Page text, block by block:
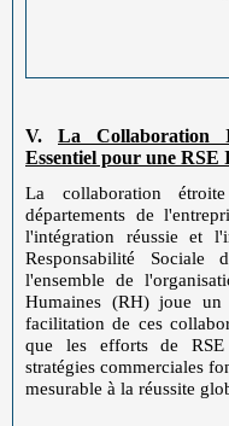
V. La Collaboration
Essentiel pour une RSE
La collaboration
départements de
l'intégration réussie et
Responsabilité Sociale
l'ensemble de
Humaines (RH) joue
facilitation de ces
que les efforts de
stratégies commerciales
mesurable à la réussite